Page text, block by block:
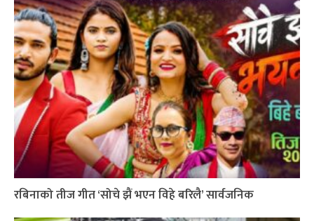
रबिनाको तीज गीत ‘सोचे झैं भएन विहे बरिलै’ सार्वजनिक